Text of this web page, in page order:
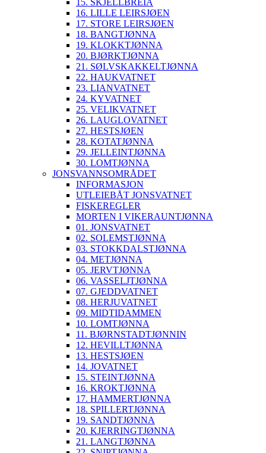
15. SKJELLBREIA
16. LILLE LEIRSJØEN
17. STORE LEIRSJØEN
18. BANGTJØNNA
19. KLOKKTJØNNA
20. BJØRKTJØNNA
21. SØLVSKAKKELTJØNNA
22. HAUKVATNET
23. LIANVATNET
24. KYVATNET
25. VELIKVATNET
26. LAUGLOVATNET
27. HESTSJØEN
28. KOTATJØNNA
29. JELLEINTJØNNA
30. LOMTJØNNA
JONSVANNSOMRÅDET
INFORMASJON
UTLEIEBÅT JONSVATNET
FISKEREGLER
MORTEN I VIKERAUNTJØNNA
01. JONSVATNET
02. SOLEMSTJØNNA
03. STOKKDALSTJØNNA
04. METJØNNA
05. JERVTJØNNA
06. VASSELJTJØNNA
07. GJEDDVATNET
08. HERJUVATNET
09. MIDTIDAMMEN
10. LOMTJØNNA
11. BJØRNSTADTJØNNIN
12. HEVILLTJØNNA
13. HESTSJØEN
14. JOVATNET
15. STEINTJØNNA
16. KROKTJØNNA
17. HAMMERTJØNNA
18. SPILLERTJØNNA
19. SANDTJØNNA
20. KJERRINGTJØNNA
21. LANGTJØNNA